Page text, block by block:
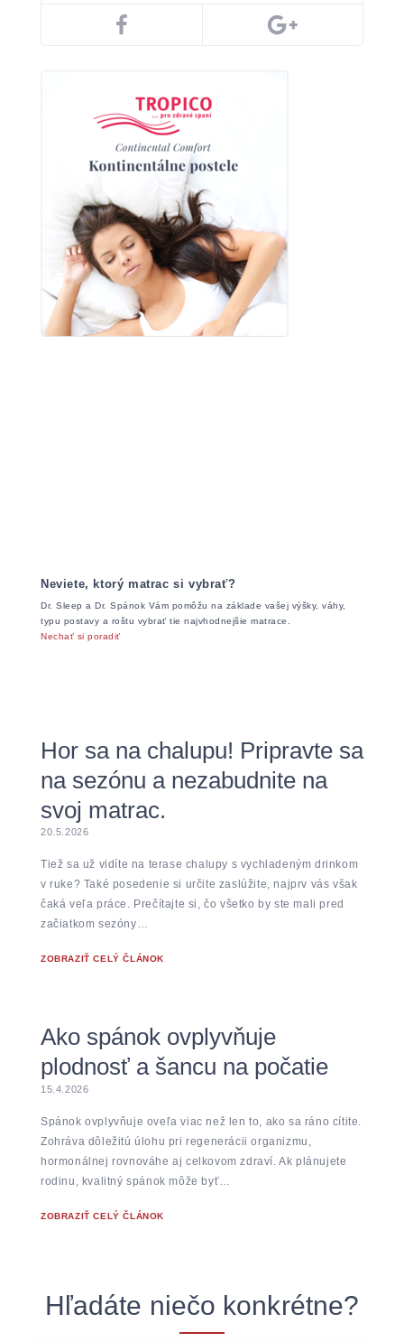
Neviete, ktorý matrac si vybrať?
Dr. Sleep a Dr. Spánok Vám pomôžu na základe vašej výšky, váhy,
typu postavy a roštu vybrať tie najvhodnejšie matrace.
Nechať si poradiť
Hor sa na chalupu! Pripravte sa
na sezónu a nezabudnite na
svoj matrac.
20.5.2026
Tiež sa už vidíte na terase chalupy s vychladeným drinkom
v ruke? Také posedenie si určite zaslúžite, najprv vás však
čaká veľa práce. Prečítajte si, čo všetko by ste mali pred
začiatkom sezóny…
ZOBRAZIŤ CELÝ ČLÁNOK
Ako spánok ovplyvňuje
plodnosť a šancu na počatie
15.4.2026
Spánok ovplyvňuje oveľa viac než len to, ako sa ráno cítite.
Zohráva dôležitú úlohu pri regenerácii organizmu,
hormonálnej rovnováhe aj celkovom zdraví. Ak plánujete
rodinu, kvalitný spánok môže byť…
ZOBRAZIŤ CELÝ ČLÁNOK
Hľadáte niečo konkrétne?